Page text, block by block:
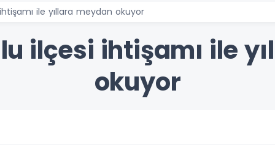
ile yıllara meydan okuyor
ilçesi ihtişamı ile
okuyor